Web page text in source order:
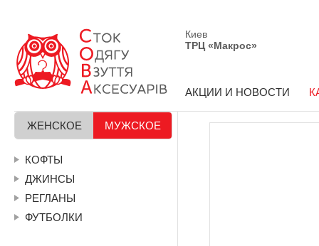
Киев
ТРЦ «Макрос»
АКЦИИ И НОВОСТИ
ЖЕНСКОЕ МУЖСКОЕ
КОФТЫ
ДЖИНСЫ
РЕГЛАНЫ
ФУТБОЛКИ